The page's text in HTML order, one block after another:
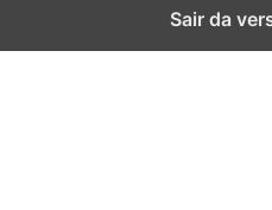
Sair da